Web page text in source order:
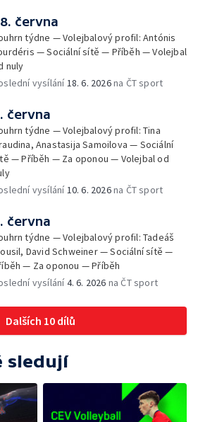
června
týdne — Volejbalový profil: Antónis
— Sociální sítě — Příběh — Volejbal
nuly
vysílání18. 6. 2026na ČT sport
června
týdne — Volejbalový profil: Tina
Anastasija Samoilova — Sociální
— Příběh — Za oponou — Volejbal od
vysílání10. 6. 2026na ČT sport
června
týdne — Volejbalový profil: Tadeáš
David Schweiner — Sociální sítě —
— Za oponou — Příběh
vysílání4. 6. 2026 na ČT sport
Dalších 10 dílů
sledují